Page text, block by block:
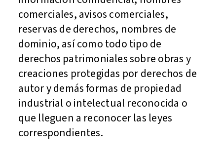
comerciales, avisos comerciales,
reservas de derechos, nombres de
dominio, así como todo tipo de
derechos patrimoniales sobre obras y
creaciones protegidas por derechos de
autor y demás formas de propiedad
industrial o intelectual reconocida o
que lleguen a reconocer las leyes
correspondientes.